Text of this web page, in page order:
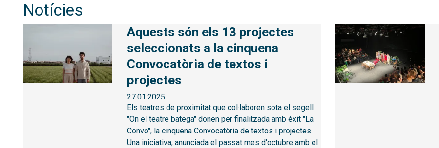
Notícies
Aquests són els 13 projectes
seleccionats a la cinquena
Convocatòria de textos i
projectes
27.01.2025
Els teatres de proximitat que col·laboren sota el segell
"On el teatre batega" donen per finalitzada amb èxit "La
Convo", la cinquena Convocatòria de textos i projectes.
Una iniciativa, anunciada el passat mes d'octubre amb el